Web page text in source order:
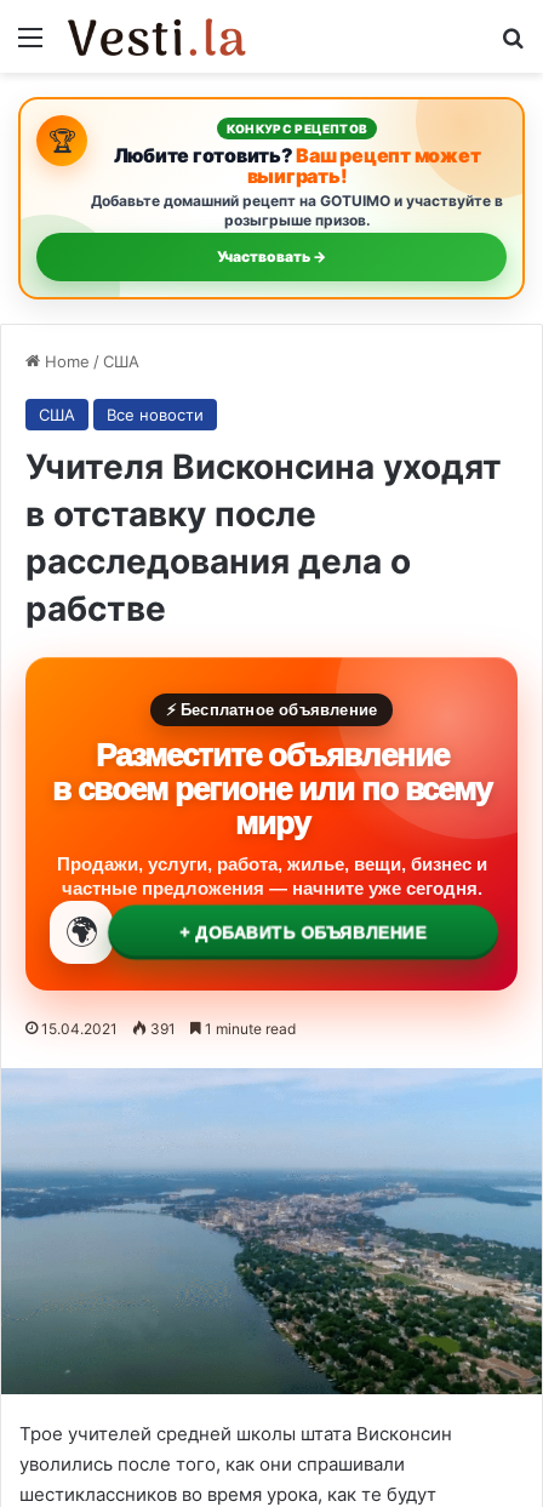
Menu
🏆 КОНКУРС РЕЦЕПТОВ
Любите готовить?Ваш рецепт может
выиграть!
Добавьте домашний рецепт на GOTUIMO и участвуйте в
розыгрыше призов.
Участвовать →
Home /США
США Все новости
Учителя Висконсина уходят
в отставку после
расследования дела о
рабстве
⚡ Бесплатное объявление
Разместите объявление
в своем регионе или по всему
миру
Продажи, услуги, работа, жилье, вещи, бизнес и
частные предложения — начните уже сегодня.
🌍 + ДОБАВИТЬ ОБЪЯВЛЕНИЕ
15.04.2021 391 1 minute read
Трое учителей средней школы штата Висконсин
уволились после того, как они спрашивали
шестиклассников во время урока, как те будут